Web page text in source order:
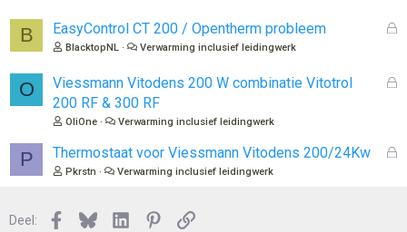
n
n
B
G
EasyControl CT 200 / Opentherm probleem
BlacktopNL Verwarming inclusief leidingwerk
O
G
o
Viessmann Vitodens 200 W combinatie Vitotrol
200 RF & 300 RF
OliOne Verwarming inclusief leidingwerk
P
G
Thermostaat voor Viessmann Vitodens 200/24Kw
Pkrstn Verwarming inclusief leidingwerk
Deel: Facebook
BlueskyLinkedInPinterest
Link